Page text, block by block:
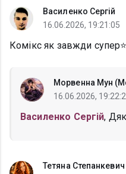
Василенко Сергій
16.06.2026, 19:21:05
Комікс як завжди супер⭐
Морвенна Мун
16.06.2026,
Василенко Сергій,
Тетяна Степанкевич